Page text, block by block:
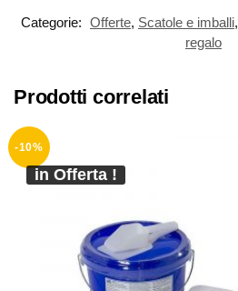
Categorie: Offerte, Scatole e imballi,
regalo
Prodotti correlati
-10%
in Offerta !